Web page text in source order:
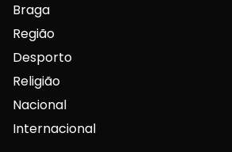
Braga
Região
Desporto
Religião
Nacional
Internacional